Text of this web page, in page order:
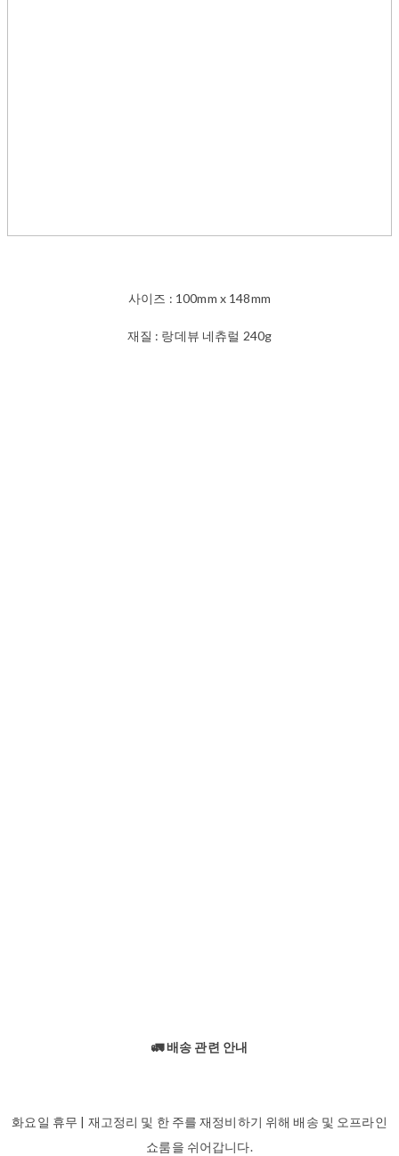
사이즈 : 100mm x 148mm
재질 : 랑데뷰 네츄럴 240g
🚛 배송 관련 안내
화요일 휴무 | 재고정리 및 한 주를 재정비하기 위해 배송 및 오프라인
쇼룸을 쉬어갑니다.